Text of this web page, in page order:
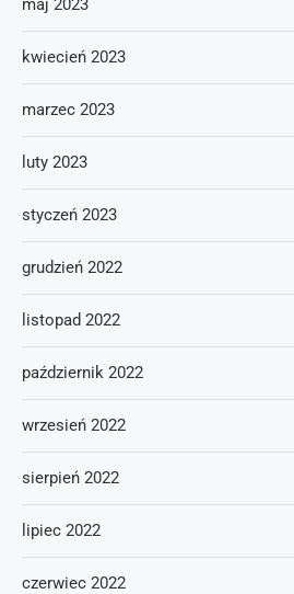
maj 2023
kwiecień 2023
marzec 2023
luty 2023
styczeń 2023
grudzień 2022
listopad 2022
październik 2022
wrzesień 2022
sierpień 2022
lipiec 2022
czerwiec 2022